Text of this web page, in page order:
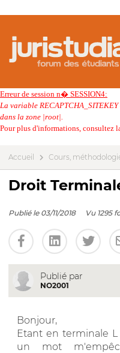
Erreur de session n� SESSION4:
La variable
dans la zone |root|.
Pour plus d'informations, consultez
Accueil Cours,
Droit
Publié le 03/11/2018 Vu 1295
Publié par
NO2001
Bonjour,
Etant en terminale
un mot